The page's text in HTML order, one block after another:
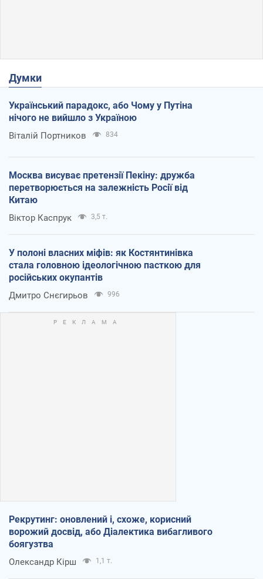
Думки
Український парадокс, або Чому у Путіна
нічого не вийшло з Україною
Віталій Портников 834
Москва висуває претензії Пекіну: дружба
перетворюється на залежність Росії від
Китаю
Віктор Каспрук 3,5 т.
У полоні власних міфів: як Костянтинівка
стала головною ідеологічною пасткою для
російських окупантів
Дмитро Снєгирьов 996
Рекрутинг: оновлений і, схоже, корисний
ворожий досвід, або Діалектика вибагливого
боягузтва
Олександр Кірш 1,1 т.